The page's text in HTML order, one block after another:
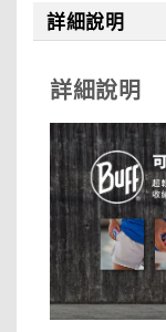
詳細說明
詳細說明